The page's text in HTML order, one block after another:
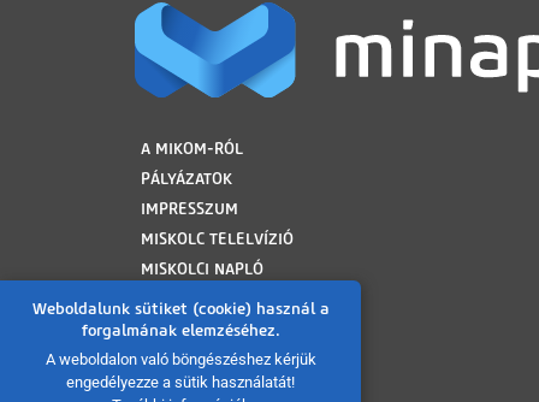
Weboldalunk sütiket (cookie) használ a
forgalmának elemzéséhez.
A weboldalon való böngészéshez kérjük
engedélyezze a sütik használatát!
LÁBLÉC
A MIKOM-RÓL
PÁLYÁZATOK
IMPRESSZUM
MISKOLC TELELVÍZIÓ
MISKOLCI NAPLÓ
MINAP ARCHÍVUM
FELHASZNÁLÁSI FELTÉTELEK
ADATVÉDELMI TÁJÉKOZTATÓ
SÜTI TÁJÉKOZTATÓ